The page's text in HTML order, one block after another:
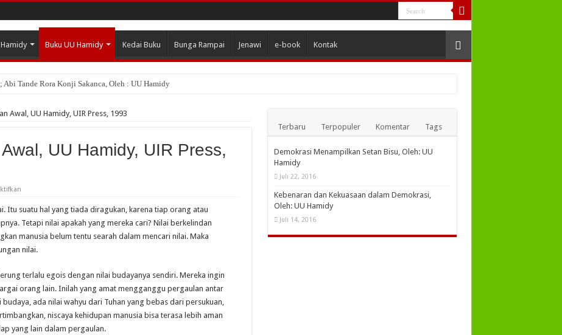
Buku UU Hamidy Kedai Buku Bunga Rampai Jenawi e-book Kontak
Abi Tande Rora Konji Sakanca, Oleh : UU Hamidy
Adat Bersendi Syarak Memegang Teraju Adat di Rantau Kuantan Tempo Dulu, Oleh : UU Hamidy
Tafsir Antropologis Nama Pesukuan di Siberakun Kuantan Singingi, Oleh : UU Hamidy
Akhirat Orang Melayu, UU Hamidy, Bilik Kreatif, 2023
Hulubalang Melayu, Oleh : UU Hamidy
Awal, UU Hamidy, UIR Press, 1993
UU Hamidy, UIR Press,
pada
Kajian
Awal,
UU
Hamidy,
Press,
Itu suatu hal yang tiada diragukan, karena tiap orang atau
Tetapi nilai apakah yang mereka cari? Nilai berkelindan
manusia belum tentu searah dalam mencari nilai. Maka
nilai.
terlalu egois dengan nilai budayanya sendiri. Mereka ingin
orang lain. Inilah yang amat mengganggu pergaulan antar
ada nilai wahyu dari Tuhan yang bebas dari persukuan,
niscaya kehidupan manusia bisa terasa lebih aman
yang lain dalam pergaulan.
Terbaru Terpopuler Komentar Tags
Demokrasi Menampilkan Setan Bisu, Oleh: UU
Hamidy
Juli 22, 2016
Kebenaran dan Kekuasaan dalam Demokrasi,
Oleh: UU Hamidy
Juli 14, 2016